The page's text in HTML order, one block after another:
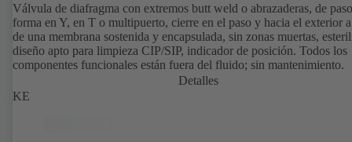
Válvula de diafragma con extremos butt weld o abrazaderas, de
forma en Y, en T o multipuerto, cierre en el paso y hacia el exterior
de una membrana sostenida y encapsulada, sin zonas muertas,
diseño apto para limpieza CIP/SIP, indicador de posición. Todos los
componentes funcionales están fuera del fluido; sin mantenimiento.
Detalles
KE